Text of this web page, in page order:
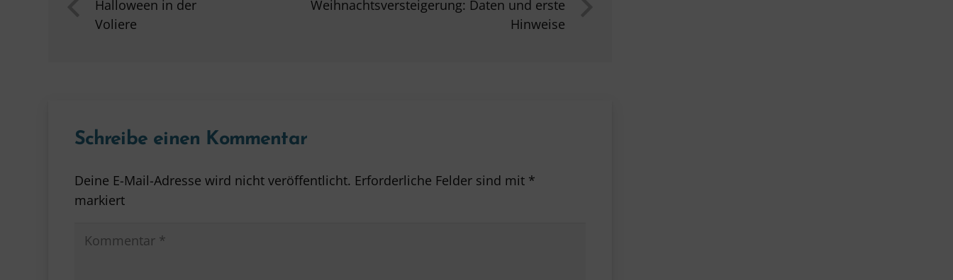
Halloween in der
Voliere
Weihnachts­versteigerung: Daten und erste
Hinweise
Schreibe einen Kommentar
Deine E-Mail-Adresse wird nicht veröffentlicht. Erforderliche Felder sind mit *
markiert